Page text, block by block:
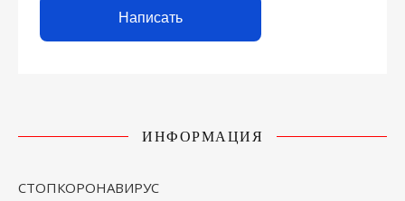
Написать
ИНФОРМАЦИЯ
СТОПКОРОНАВИРУС